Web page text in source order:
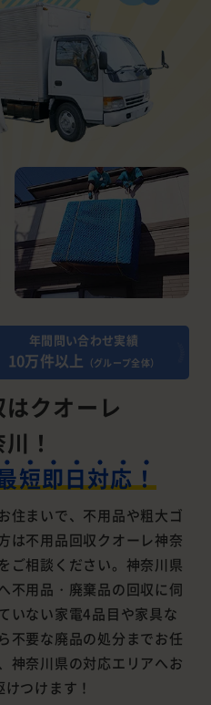
年間問い合わせ実績
10万件以上 （グループ全体）
クオーレ
！
短即日対応！
住まいで、不用品や粗大ゴ
は不用品回収クオーレ神奈
ご相談ください。神奈川県
不用品・廃棄品の回収に伺
いない家電4品目や家具な
不要な廃品の処分までお任
神奈川県の対応エリアへお
つけます！